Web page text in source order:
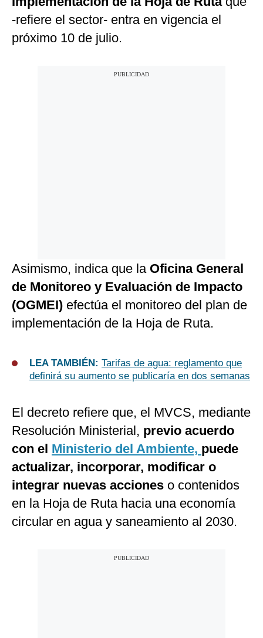
-refiere el sector- entra en vigencia el
próximo 10 de julio.
Asimismo, indica que la Oficina General
de Monitoreo y Evaluación de Impacto
(OGMEI) efectúa el monitoreo del plan de
implementación de la Hoja de Ruta.
LEA TAMBIÉN: Tarifas de agua: reglamento que
definirá su aumento se publicaría en dos semanas
El decreto refiere que, el MVCS, mediante
Resolución Ministerial, previo acuerdo
con el Ministerio del Ambiente, puede
actualizar, incorporar, modificar o
integrar nuevas acciones o contenidos
en la Hoja de Ruta hacia una economía
circular en agua y saneamiento al 2030.